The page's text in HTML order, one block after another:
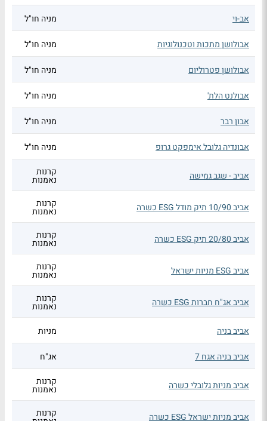
אב-וי מניה חו"ל
אבולושן מתכות וטכנולוגיות מניה חו"ל
אבולושן פטרוליום מניה חו"ל
אבולנט הלת' מניה חו"ל
אבון רבר מניה חו"ל
אבונדיה גלובל אימפקט גרופ מניה חו"ל
אביב - שגב גמישה קרנות
נאמנות
אביב 10/90 תיק מודל ESG כשרה קרנות
נאמנות
אביב 20/80 תיק ESG כשרה קרנות
נאמנות
אביב ESG מניות ישראל קרנות
נאמנות
אביב אג"ח חברות ESG כשרה קרנות
נאמנות
אביב בניה
מניות
אביב בניה אגח 7 אג"ח
אביב מניות גלובלי כשרה קרנות
נאמנות
אביב מניות ישראל ESG כשרה קרנות